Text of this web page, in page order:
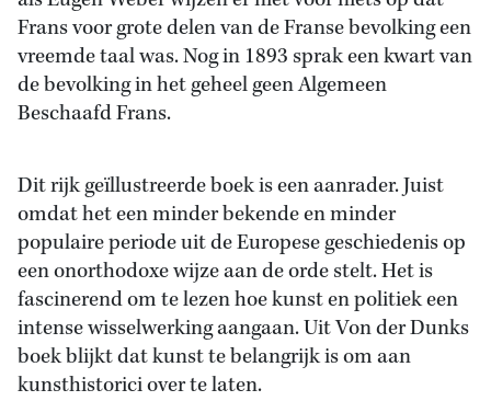
Frans voor grote delen van de Franse bevolking een
vreemde taal was. Nog in 1893 sprak een kwart van
de bevolking in het geheel geen Algemeen
Beschaafd Frans.
Dit rijk geïllustreerde boek is een aanrader. Juist
omdat het een minder bekende en minder
populaire periode uit de Europese geschiedenis op
een onorthodoxe wijze aan de orde stelt. Het is
fascinerend om te lezen hoe kunst en politiek een
intense wisselwerking aangaan. Uit Von der Dunks
boek blijkt dat kunst te belangrijk is om aan
kunsthistorici over te laten.